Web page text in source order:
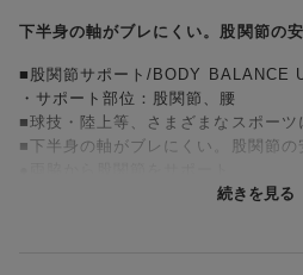
下半身の軸がブレにくい。股関節の安
■股関節サポート/BODY BALANCE
・サポート部位：股関節、腰
■球技・陸上等、さまざまなスポーツ
■下半身の軸がブレにくい。股関節の
●前後から骨盤をサポート。
●高いストレッチ性があり、しなや
続きを見る